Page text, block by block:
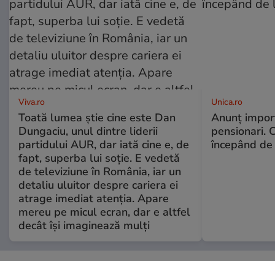
Viva.ro
Toată lumea știe cine este Dan
Dungaciu, unul dintre liderii
partidului AUR, dar iată cine e, de
fapt, superba lui soție. E vedetă
de televiziune în România, iar un
detaliu uluitor despre cariera ei
atrage imediat atenția. Apare
mereu pe micul ecran, dar e altfel
decât își imaginează mulți
Unica.ro
Anunț
pensionari.
începând